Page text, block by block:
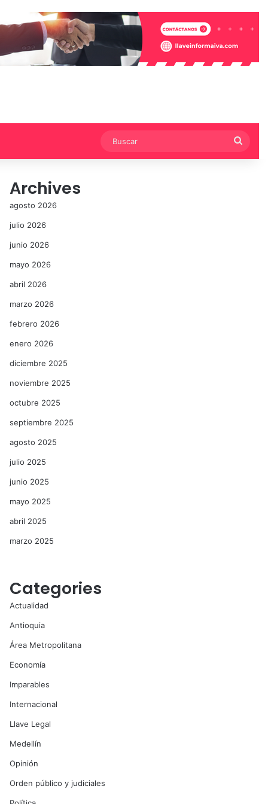
Archives
agosto 2026
julio 2026
junio 2026
mayo 2026
abril 2026
marzo 2026
febrero 2026
enero 2026
diciembre 2025
noviembre 2025
octubre 2025
septiembre 2025
agosto 2025
julio 2025
junio 2025
mayo 2025
abril 2025
marzo 2025
Categories
Actualidad
Antioquia
Área Metropolitana
Economía
Imparables
Internacional
Llave Legal
Medellín
Opinión
Orden público y judiciales